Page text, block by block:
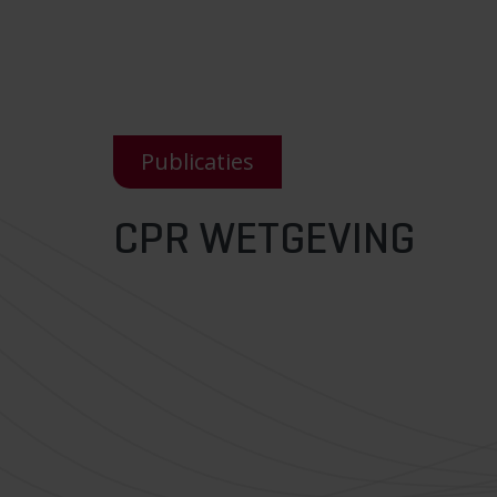
Publicaties
CPR WETGEVING